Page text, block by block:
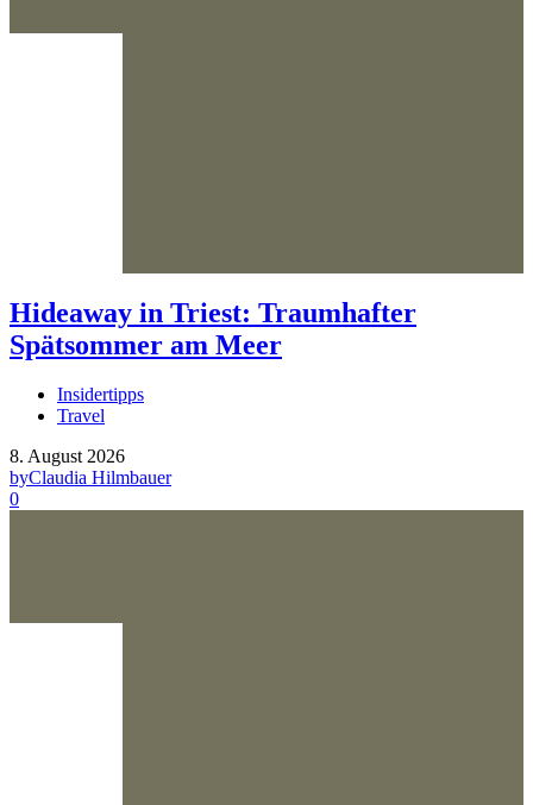
Hideaway in Triest: Traumhafter
Spätsommer am Meer
Insidertipps
Travel
8. August 2026
byClaudia Hilmbauer
0